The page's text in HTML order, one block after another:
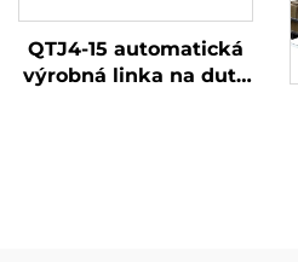
QTJ4-15 automatická
výrobná linka na duté